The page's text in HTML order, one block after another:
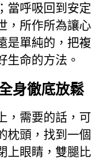
當呼吸回到安定
，所作所為讓心
是單純的，把複
生命的方法。
身徹底放鬆
，需要的話，可
枕頭，找到一個
上眼睛，雙腿比